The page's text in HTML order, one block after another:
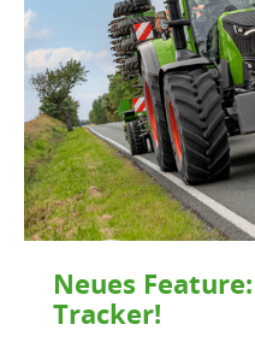
Neues Feature:
Tracker!